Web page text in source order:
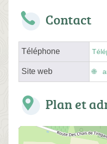
Contact
Téléphone
Site web
Plan et